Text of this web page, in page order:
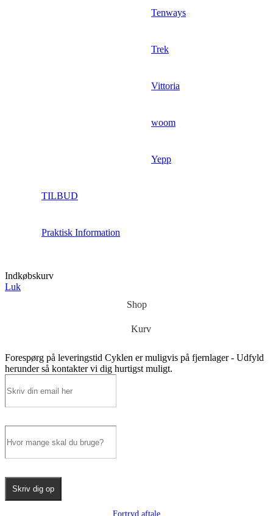
Tenways
Trek
Vittoria
woom
Yepp
TILBUD
Praktisk Information
Indkøbskurv
Luk
Shop
Kurv
Forespørg på leveringstid Cyklen er muligvis på fjernlager - Udfyld
herunder så kontakter vi dig hurtigst muligt.
Skriv dig op
Fortryd aftale